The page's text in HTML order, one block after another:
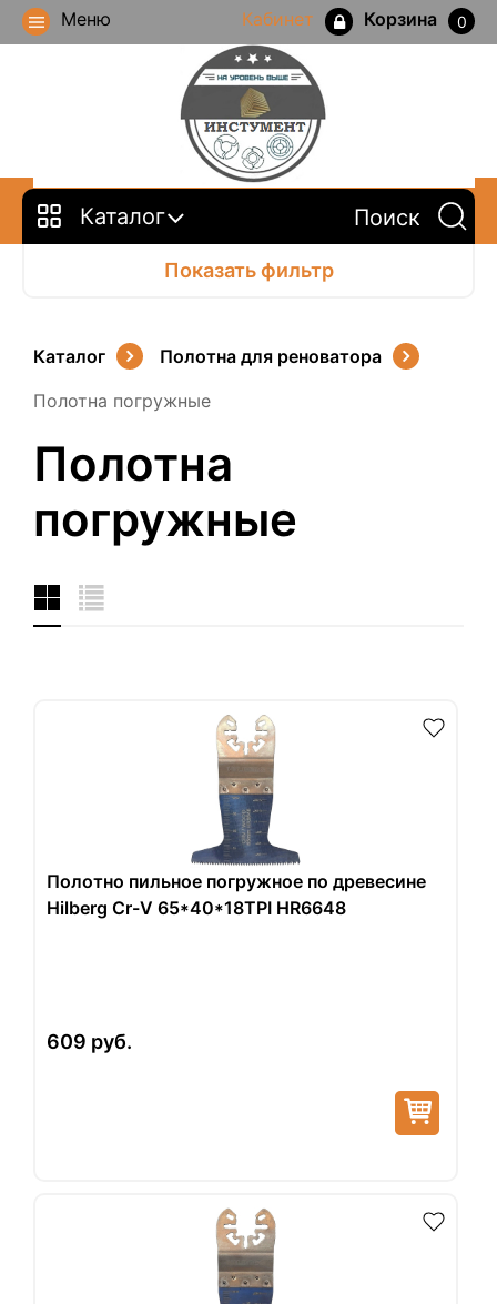
Меню Кабинет Корзина 0
Каталог
Показать фильтр
Каталог
Полотна для реноватора
Полотна погружные
Полотна
погружные
Полотно пильное погружное по древесине
Hilberg Cr-V 65*40*18TPI HR6648
609 руб.